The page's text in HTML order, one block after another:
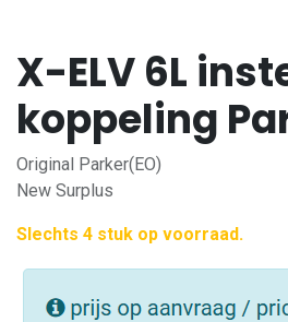
X-ELV 6L
koppeling
Original Parker(EO)
New Surplus
Slechts 4 stuk op voorraad.